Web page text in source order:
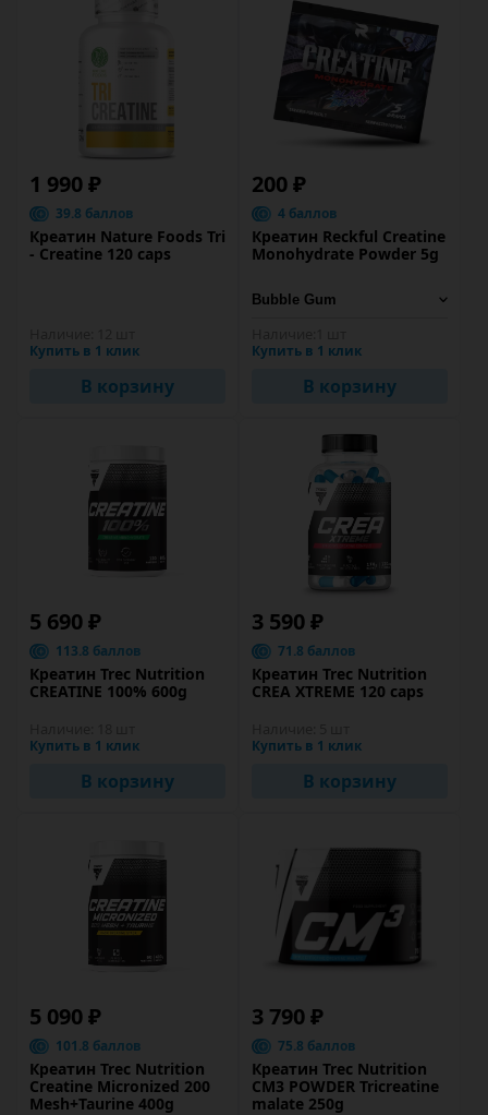
1 990 ₽
39.8 баллов
Креатин Nature Foods Tri
- Creatine 120 caps
Купить в 1 клик
В корзину
200 ₽
4 баллов
Креатин Reckful Creatine
Monohydrate Powder 5g
Купить в 1 клик
В корзину
5 690 ₽
113.8 баллов
Креатин Trec Nutrition
CREATINE 100% 600g
Купить в 1 клик
В корзину
3 590 ₽
71.8 баллов
Креатин Trec Nutrition
CREA XTREME 120 caps
Купить в 1 клик
В корзину
5 090 ₽
101.8 баллов
Креатин Trec Nutrition
Creatine Micronized 200
Mesh+Taurine 400g
3 790 ₽
75.8 баллов
Креатин Trec Nutrition
CM3 POWDER Tricreatine
malate 250g